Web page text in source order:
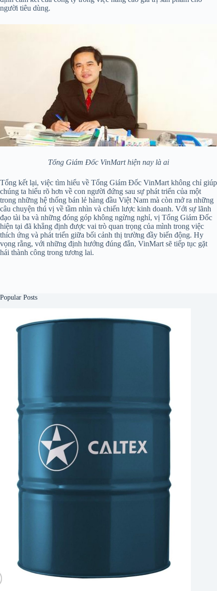
người tiêu dùng.
Tổng Giám Đốc VinMart hiện nay là ai
Tổng kết lại, việc tìm hiểu về Tổng Giám Đốc VinMart không chỉ giúp
chúng ta hiểu rõ hơn về con người đứng sau sự phát triển của một
trong những hệ thống bán lẻ hàng đầu Việt Nam mà còn mở ra những
câu chuyện thú vị về tầm nhìn và chiến lược kinh doanh. Với sự lãnh
đạo tài ba và những đóng góp không ngừng nghỉ, vị Tổng Giám Đốc
hiện tại đã khẳng định được vai trò quan trọng của mình trong việc
thích ứng và phát triển giữa bối cảnh thị trường đầy biến động. Hy
vọng rằng, với những định hướng đúng đắn, VinMart sẽ tiếp tục gặt
hái thành công trong tương lai.
Popular Posts